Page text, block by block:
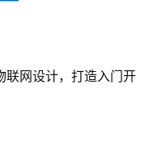
联网设计，打造入门开